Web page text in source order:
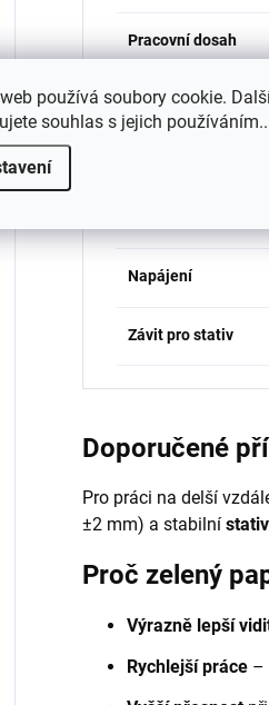
používá soubory cookie.
souhlas s jejich
Pracovní dosah
Vlnová délka
Napájení
Závit pro stativ
Doporučené
Pro práci na delší
±2 mm) a stabilní
Proč zelený
Výrazně lepší
Rychlejší práce –